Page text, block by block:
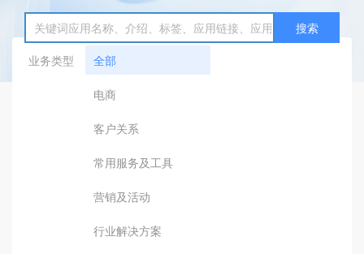
搜索
业务类型
全部
电商
客户关系
常用服务及工具
营销及活动
行业解决方案